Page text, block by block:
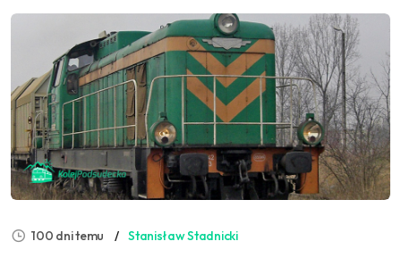
100 dni temu Stanisław Stadnicki